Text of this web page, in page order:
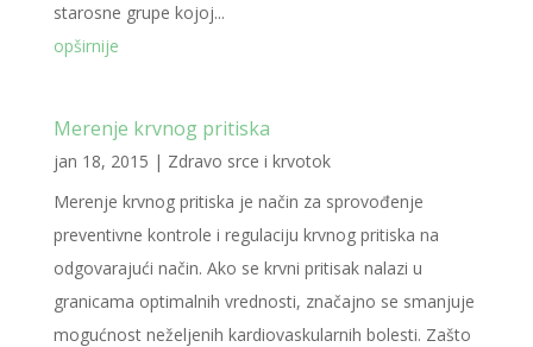
starosne grupe kojoj...
opširnije
Merenje krvnog pritiska
jan 18, 2015 | Zdravo srce i krvotok
Merenje krvnog pritiska je način za sprovođenje
preventivne kontrole i regulaciju krvnog pritiska na
odgovarajući način. Ako se krvni pritisak nalazi u
granicama optimalnih vrednosti, značajno se smanjuje
mogućnost neželjenih kardiovaskularnih bolesti. Zašto